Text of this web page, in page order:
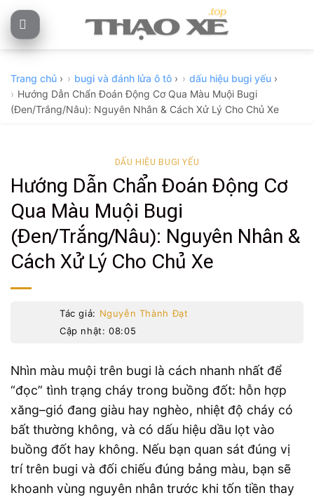
Skip
to
Trang chủ › bugi và đánh lửa ô tô › dấu hiệu bugi yếu ›
Hướng Dẫn Chẩn Đoán Động Cơ Qua Màu Muội Bugi
(Đen/Trắng/Nâu): Nguyên Nhân & Cách Xử Lý Cho Chủ Xe
DẤU HIỆU BUGI YẾU
Hướng Dẫn Chẩn Đoán Động Cơ
Qua Màu Muội Bugi
(Đen/Trắng/Nâu): Nguyên Nhân &
Cách Xử Lý Cho Chủ Xe
Tác giả: Nguyễn Thành Đạt
Cập nhật: 08:05
Nhìn màu muội trên bugi là cách nhanh nhất để
“đọc” tình trạng cháy trong buồng đốt: hỗn hợp
xăng–gió đang giàu hay nghèo, nhiệt độ cháy có
bất thường không, và có dấu hiệu dầu lọt vào
buồng đốt hay không. Nếu bạn quan sát đúng vị
trí trên bugi và đối chiếu đúng bảng màu, bạn sẽ
khoanh vùng nguyên nhân trước khi tốn tiền thay